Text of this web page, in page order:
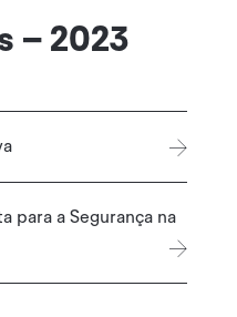
– 2023
para a Segurança na